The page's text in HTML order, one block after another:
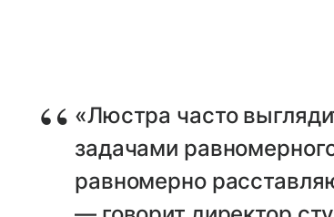
«Люстра часто
задачами
равномерно